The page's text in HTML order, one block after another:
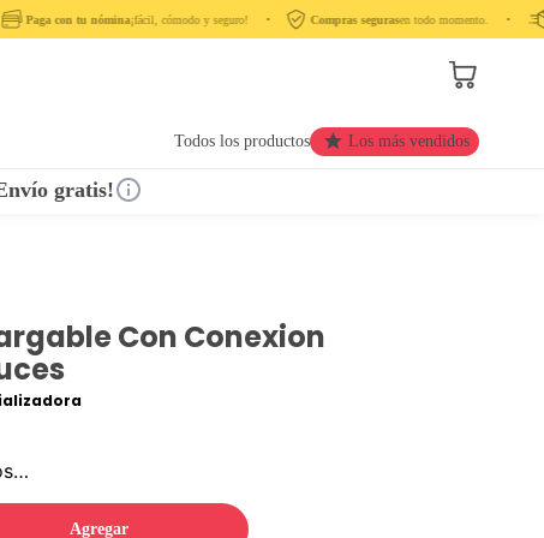
Paga con tu nómina¡fácil, cómodo y seguro! ‎ ‎ ‎ ‎ •‎ ‎ ‎ ‎ Compras segurasen todo momento. ‎ ‎ ‎ ‎ •‎ ‎ ‎ ‎ ‎
Todos los productos Los más vendidos
gratis!
Con Conexion
Agregar